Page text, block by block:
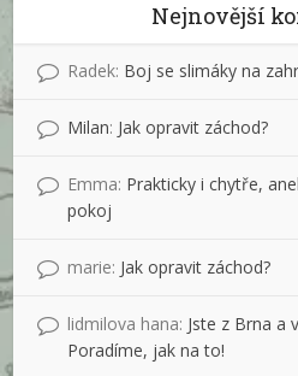
Nejnovější
Radek: Boj se slimáky na
Milan: Jak opravit záchod?
Emma: Prakticky i chytře,
pokoj
marie: Jak opravit záchod?
lidmilova hana: Jste z Brna a
Poradíme, jak na to!